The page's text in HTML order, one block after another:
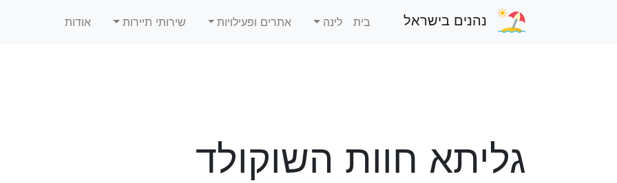
נהנים בישראל בית לינה אתרים ופעילויות שירותי תיירות אודות
גליתא חוות השוקולד